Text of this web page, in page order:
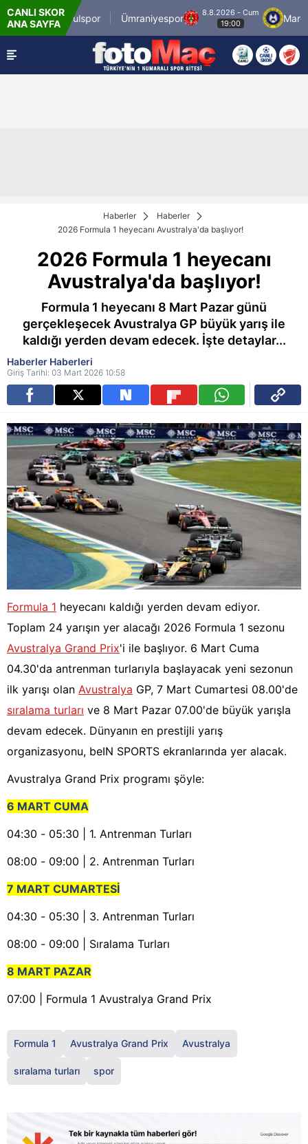
CANLI SKOR
ANA SAYFA
İstanbulspor Ümraniyespor
8.8.2026 - Cum
19:00
Mardin
Haberler
Haberler
2026 Formula 1 heyecanı Avustralya'da başlıyor!
2026 Formula 1 heyecanı
Avustralya'da başlıyor!
Formula 1 heyecanı 8 Mart Pazar günü
gerçekleşecek Avustralya GP büyük yarış ile
kaldığı yerden devam edecek. İşte detaylar...
Haberler Haberleri
Giriş Tarihi: 03 Mart 2026 10:58
Formula 1 heyecanı kaldığı yerden devam ediyor.
Toplam 24 yarışın yer alacağı 2026 Formula 1 sezonu
Avustralya Grand Prix'i ile başlıyor. 6 Mart Cuma
04.30'da antrenman turlarıyla başlayacak yeni sezonun
ilk yarışı olan Avustralya GP, 7 Mart Cumartesi 08.00'de
sıralama turları ve 8 Mart Pazar 07.00'de büyük yarışla
devam edecek. Dünyanın en prestijli yarış
organizasyonu, beIN SPORTS ekranlarında yer alacak.
Avustralya Grand Prix programı şöyle:
6 MART CUMA
04:30 - 05:30 | 1. Antrenman Turları
08:00 - 09:00 | 2. Antrenman Turları
7 MART CUMARTESİ
04:30 - 05:30 | 3. Antrenman Turları
08:00 - 09:00 | Sıralama Turları
8 MART PAZAR
07:00 | Formula 1 Avustralya Grand Prix
Formula 1 Avustralya Grand Prix Avustralya
sıralama turları spor